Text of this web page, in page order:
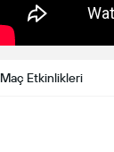
Maç Etkinlikleri